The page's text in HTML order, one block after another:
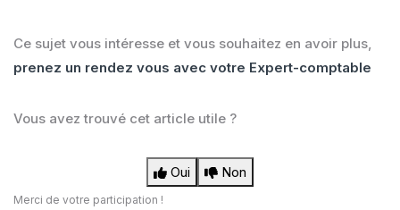
Ce sujet vous intéresse et vous souhaitez en avoir plus,
prenez un rendez vous avec votre Expert-comptable
Vous avez trouvé cet article utile ?
Oui Non
Merci de votre participation !